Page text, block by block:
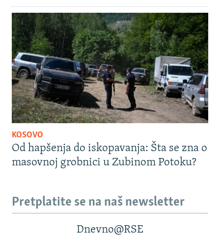
KOSOVO
Od hapšenja do iskopavanja: Šta se zna o
masovnoj grobnici u Zubinom Potoku?
Pretplatite se na naš newsletter
Dnevno@RSE